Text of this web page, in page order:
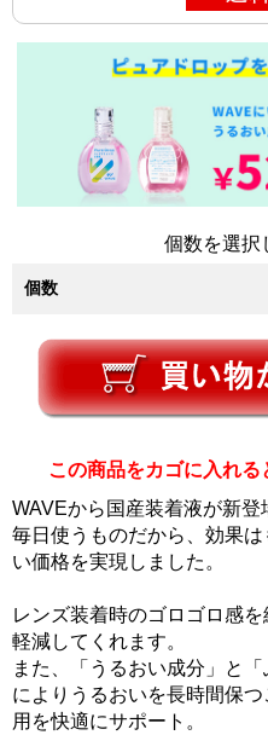
個数を選択
個数
この商品をカゴに入れる
WAVEから国産装着液が新登
毎日使うものだから、効果
い価格を実現しました。
レンズ装着時のゴロゴロ感
軽減してくれます。
また、「うるおい成分」と
によりうるおいを長時間保
用を快適にサポート。